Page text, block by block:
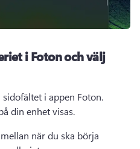
i Foton och välj
din enhet visas.
när du ska börja